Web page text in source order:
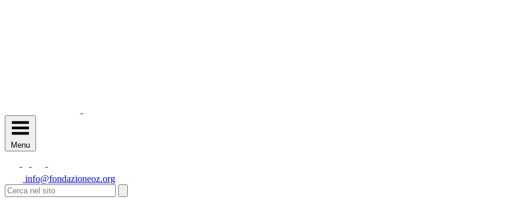
Menu
info@fondazioneoz.org